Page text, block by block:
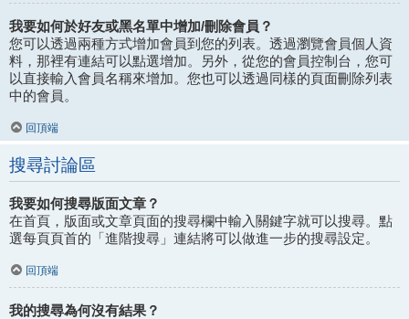
我要如何於好友或黑名單中增加/刪除會員？
您可以透過兩種方式增加會員到您的列表。透過瀏覽會員個人資
料，那裡有連結可以點選增加。另外，從您的會員控制台，您可
以直接輸入會員名稱來增加。您也可以透過同樣的頁面刪除列表
中的會員。
回頂端
搜尋討論區
我要如何搜尋版面文章？
在首頁，版面或文章頁面的搜尋欄中輸入關鍵字就可以搜尋。點
選每頁頁首的「進階搜尋」連結將可以做進一步的搜尋設定。
回頂端
我的搜尋為何沒有結果？